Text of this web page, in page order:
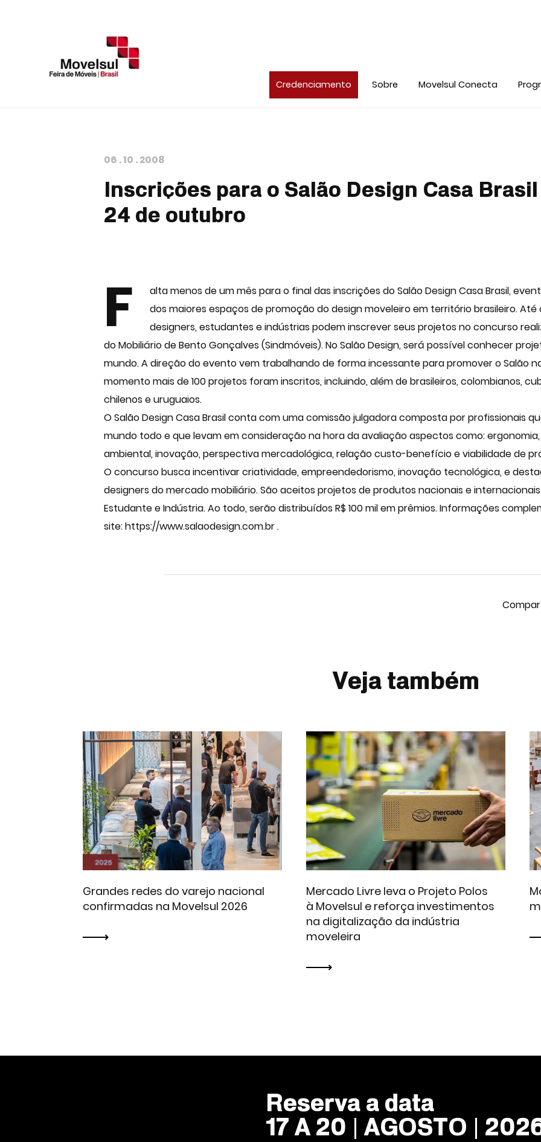
Credenciamento Sobre Movelsul Conecta
06 .10 .2008
Inscrições para o Salão Design Casa
24 de outubro
F
alta menos de um mês para o final das inscrições do Salão Design Casa Brasil,
dos maiores espaços de promoção do design moveleiro em território brasileiro.
designers, estudantes e indústrias podem inscrever seus projetos no concurso
do Mobiliário de Bento Gonçalves (Sindmóveis). No Salão Design, será possível conhecer
mundo. A direção do evento vem trabalhando de forma incessante para promover o Salão
momento mais de 100 projetos foram inscritos, incluindo, além de brasileiros, colombianos,
chilenos e uruguaios.
O Salão Design Casa Brasil conta com uma comissão julgadora composta por profissionais
mundo todo e que levam em consideração na hora da avaliação aspectos como:
ambiental, inovação, perspectiva mercadológica, relação custo-benefício e viabilidade de
O concurso busca incentivar criatividade, empreendedorismo, inovação tecnológica, e
designers do mercado mobiliário. São aceitos projetos de produtos nacionais e
Estudante e Indústria. Ao todo, serão distribuídos R$ 100 mil em prêmios. Informações
site: https://www.salaodesign.com.br .
Veja também
Grandes redes do varejo nacional
confirmadas na Movelsul 2026
Mercado Livre leva o Projeto Polos
à Movelsul e reforça investimentos
na digitalização da indústria
moveleira
Reserva a data
17 A 20 | AGOSTO |